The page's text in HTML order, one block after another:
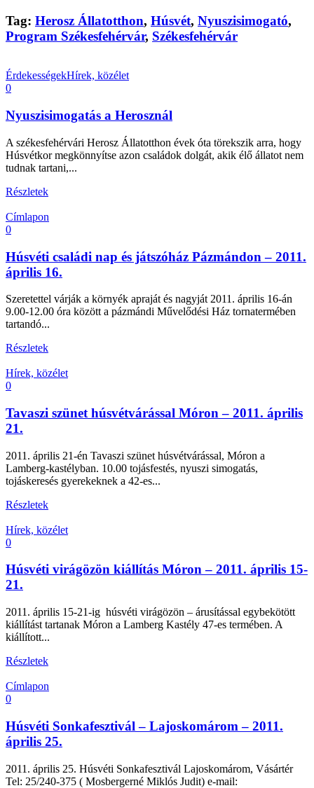
Tag: Herosz Állatotthon, Húsvét, Nyuszisimogató,
Program Székesfehérvár, Székesfehérvár
ÉrdekességekHírek, közélet
0
Nyuszisimogatás a Herosznál
A székesfehérvári Herosz Állatotthon évek óta törekszik arra, hogy
Húsvétkor megkönnyítse azon családok dolgát, akik élő állatot nem
tudnak tartani,...
Részletek
Címlapon
0
Húsvéti családi nap és játszóház Pázmándon – 2011.
április 16.
Szeretettel várják a környék apraját és nagyját 2011. április 16-án
9.00-12.00 óra között a pázmándi Művelődési Ház tornatermében
tartandó...
Részletek
Hírek, közélet
0
Tavaszi szünet húsvétvárással Móron – 2011. április
21.
2011. április 21-én Tavaszi szünet húsvétvárással, Móron a
Lamberg-kastélyban. 10.00 tojásfestés, nyuszi simogatás,
tojáskeresés gyerekeknek a 42-es...
Részletek
Hírek, közélet
0
Húsvéti virágözön kiállítás Móron – 2011. április 15-
21.
2011. április 15-21-ig húsvéti virágözön – árusítással egybekötött
kiállítást tartanak Móron a Lamberg Kastély 47-es termében. A
kiállított...
Részletek
Címlapon
0
Húsvéti Sonkafesztivál – Lajoskomárom – 2011.
április 25.
2011. április 25. Húsvéti Sonkafesztivál Lajoskomárom, Vásártér
Tel: 25/240-375 ( Mosbergerné Miklós Judit) e-mail: